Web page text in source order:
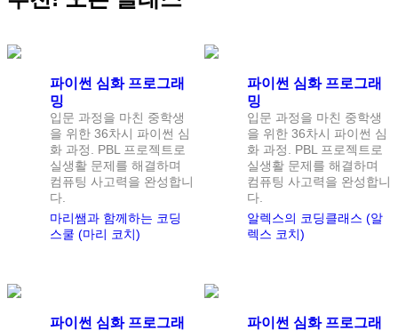
파이썬 심화 프로그래
밍
입문 과정을 마친 중학생
을 위한 36차시 파이썬 심
화 과정. PBL 프로젝트로
실생활 문제를 해결하며
컴퓨팅 사고력을 완성합니
다.
마리쌤과 함께하는 코딩
스쿨 (마리 코치)
파이썬 심화 프로그래
밍
입문 과정을 마친 중학생
을 위한 36차시 파이썬 심
화 과정. PBL 프로젝트로
실생활 문제를 해결하며
컴퓨팅 사고력을 완성합니
다.
알렉스의 코딩클래스 (알
렉스 코치)
파이썬 심화 프로그래
파이썬 심화 프로그래